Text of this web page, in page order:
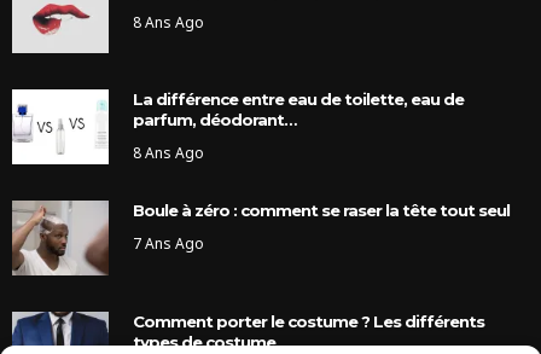
8 Ans Ago
La différence entre eau de toilette, eau de
parfum, déodorant…
8 Ans Ago
Boule à zéro : comment se raser la tête tout seul
7 Ans Ago
Comment porter le costume ? Les différents
types de costume